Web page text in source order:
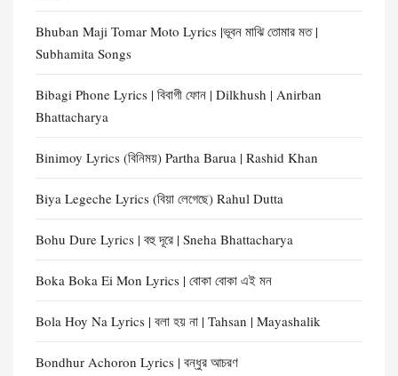
Bhuban Maji Tomar Moto Lyrics |ভূবন মাঝি তোমার মত |
Subhamita Songs
Bibagi Phone Lyrics | বিবাগী ফোন | Dilkhush | Anirban
Bhattacharya
Binimoy Lyrics (বিনিময়) Partha Barua | Rashid Khan
Biya Legeche Lyrics (বিয়া লেগেছে) Rahul Dutta
Bohu Dure Lyrics | বহু দূরে | Sneha Bhattacharya
Boka Boka Ei Mon Lyrics | বোকা বোকা এই মন
Bola Hoy Na Lyrics | বলা হয় না | Tahsan | Mayashalik
Bondhur Achoron Lyrics | বন্ধুর আচরণ